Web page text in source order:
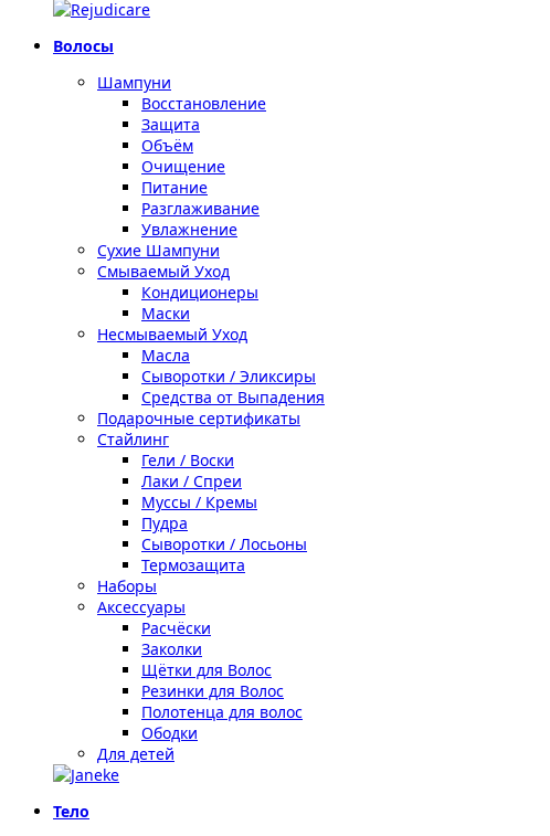
Волосы
Шампуни
Восстановление
Защита
Объём
Очищение
Питание
Разглаживание
Увлажнение
Сухие Шампуни
Смываемый Уход
Кондиционеры
Маски
Несмываемый Уход
Масла
Сыворотки / Эликсиры
Средства от Выпадения
Подарочные сертификаты
Стайлинг
Гели / Воски
Лаки / Спреи
Муссы / Кремы
Пудра
Сыворотки / Лосьоны
Термозащита
Наборы
Аксессуары
Расчёски
Заколки
Щётки для Волос
Резинки для Волос
Полотенца для волос
Ободки
Для детей
Тело